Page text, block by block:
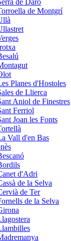
de Daró
de Montgrí
Planes d'Hostoles
de Llierca
Aniol de Finestres
Ferriol
Joan les Fonts
Vall d'en Bas
d'Adri
de la Selva
de Ter
de la Selva